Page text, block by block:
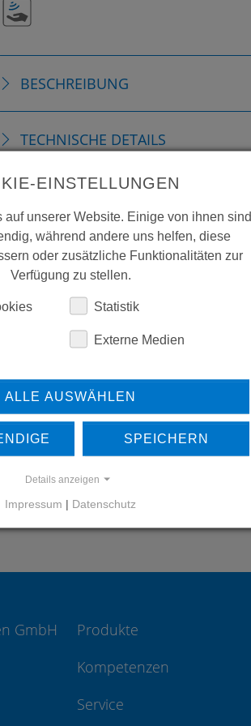
BESCHREIBUNG
TECHNISCHE DETAILS
DOWNLOADS
UNSERE REFERENZEN
REFERENZEN
GmbH
Produkte
Kompetenzen
Service
EINSTELLUNGEN
auf unserer Website. Einige von ihnen sind
während andere uns helfen, diese
oder zusätzliche Funktionalitäten zur
Verfügung zu stellen.
Statistik
Externe Medien
ALLE AUSWÄHLEN
SPEICHERN
Details anzeigen
Impressum | Datenschutz